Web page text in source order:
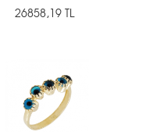
26858,19 TL